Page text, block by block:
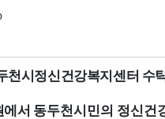
천시정신건강복지센터 수
서 동두천시민의 정신건